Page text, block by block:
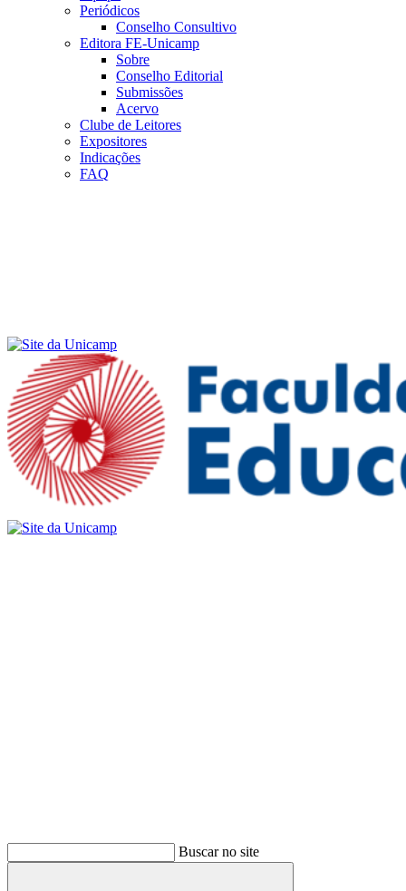
Periódicos
Conselho Consultivo
Editora FE-Unicamp
Sobre
Conselho Editorial
Submissões
Acervo
Clube de Leitores
Expositores
Indicações
FAQ
Buscar no site